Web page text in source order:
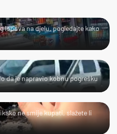
lopova na djelu, pogledajte kako
da je napravio kobnu pogrešku
ne smije kupati, slažete li